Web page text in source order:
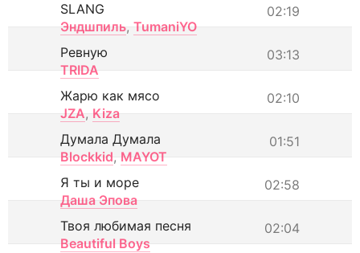
02:19
SLANG
Эндшпиль, TumaniYO
03:13
Ревную
TRIDA
02:10
Жарю как мясо
JZA, Kiza
01:51
Думала Думала
Blockkid, MAYOT
02:58
Я ты и море
Даша Эпова
02:04
Твоя любимая песня
Beautiful Boys